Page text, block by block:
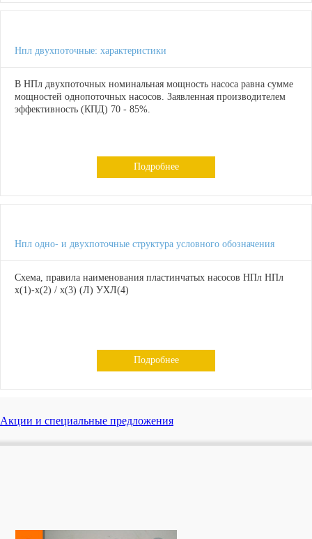
Нпл двухпоточные: характеристики
В НПл двухпоточных номинальная мощность насоса равна сумме
мощностей однопоточных насосов. Заявленная производителем
эффективность (КПД) 70 - 85%.
Подробнее
Нпл одно- и двухпоточные структура условного обозначения
Схема, правила наименования пластинчатых насосов НПл НПл
х(1)-х(2) / х(3) (Л) УХЛ(4)
Подробнее
Акции и специальные предложения